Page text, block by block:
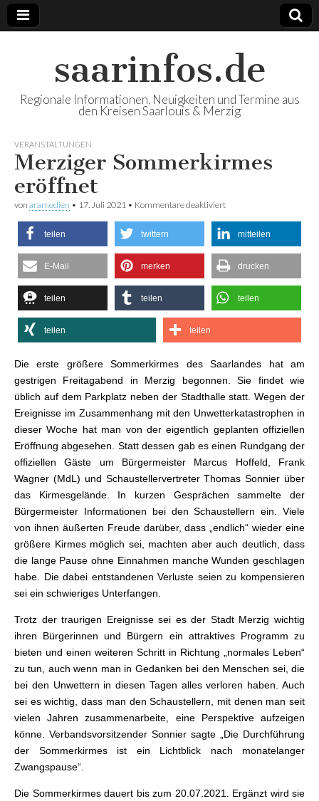
saarinfos.de
Regionale Informationen, Neuigkeiten und Termine aus
den Kreisen Saarlouis & Merzig
VERANSTALTUNGEN
Merziger Sommerkirmes
eröffnet
von aramedien • 17. Juli 2021 • Kommentare deaktiviert
teilen twittern mitteilen
E-Mail merken drucken
teilen teilen teilen
teilen teilen
Die erste größere Sommerkirmes des Saarlandes hat am
gestrigen Freitagabend in Merzig begonnen. Sie findet wie
üblich auf dem Parkplatz neben der Stadthalle statt. Wegen der
Ereignisse im Zusammenhang mit den Unwetterkatastrophen in
dieser Woche hat man von der eigentlich geplanten offiziellen
Eröffnung abgesehen. Statt dessen gab es einen Rundgang der
offiziellen Gäste um Bürgermeister Marcus Hoffeld, Frank
Wagner (MdL) und Schaustellervertreter Thomas Sonnier über
das Kirmesgelände. In kurzen Gesprächen sammelte der
Bürgermeister Informationen bei den Schaustellern ein. Viele
von ihnen äußerten Freude darüber, dass „endlich“ wieder eine
größere Kirmes möglich sei, machten aber auch deutlich, dass
die lange Pause ohne Einnahmen manche Wunden geschlagen
habe. Die dabei entstandenen Verluste seien zu kompensieren
sei ein schwieriges Unterfangen.
Trotz der traurigen Ereignisse sei es der Stadt Merzig wichtig
ihren Bürgerinnen und Bürgern ein attraktives Programm zu
bieten und einen weiteren Schritt in Richtung „normales Leben“
zu tun, auch wenn man in Gedanken bei den Menschen sei, die
bei den Unwettern in diesen Tagen alles verloren haben. Auch
sei es wichtig, dass man den Schaustellern, mit denen man seit
vielen Jahren zusammenarbeite, eine Perspektive aufzeigen
könne. Verbandsvorsitzender Sonnier sagte „Die Durchführung
der Sommerkirmes ist ein Lichtblick nach monatelanger
Zwangspause“.
Die Sommerkirmes dauert bis zum 20.07.2021. Ergänzt wird sie